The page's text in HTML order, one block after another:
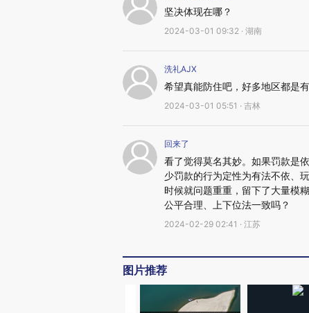
坚决体现在哪？
2024-03-01 09:32 · 湖南
洗礼AJX
希望真能防住吧，好多地区都是
2024-03-01 05:51 · 吉林
回来了
看了觉得莫名其妙。如果罚款是
少罚款的行为定性为有法不依、
时候就问题重重，留下了大量模
公平合理、上下位法一致吗？
2024-02-29 02:41 · 江苏
图片推荐